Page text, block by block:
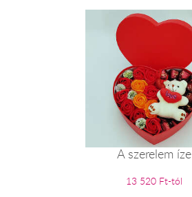
A szerelem íze
13 520 Ft-tól